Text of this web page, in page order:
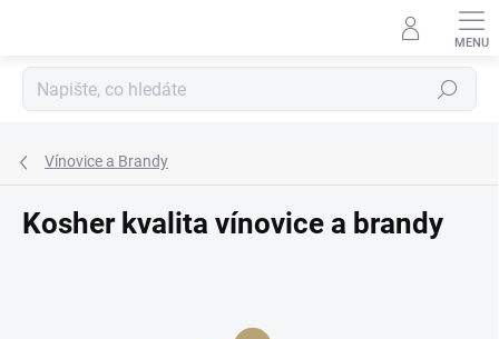
Hledat
Vínovice a Brandy
Kosher kvalita vínovice a brandy